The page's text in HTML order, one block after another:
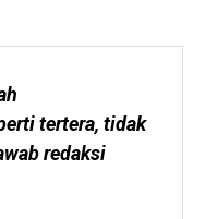
tertera, tidak